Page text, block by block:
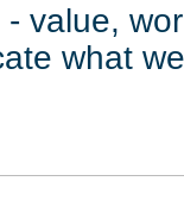
value,
what